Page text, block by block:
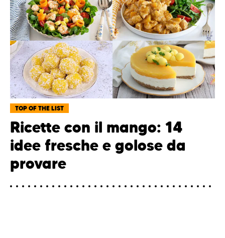
TOP OF THE LIST
Ricette con il mango: 14
idee fresche e golose da
provare